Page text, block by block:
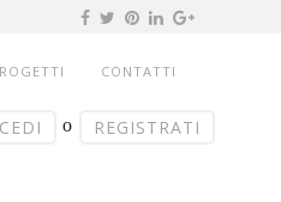
CONTATTI
o REGISTRATI